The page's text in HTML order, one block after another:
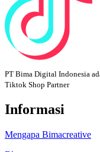
PT Bima Digital Indonesia
Tiktok Shop Partner
Informasi
Mengapa Bimacreative